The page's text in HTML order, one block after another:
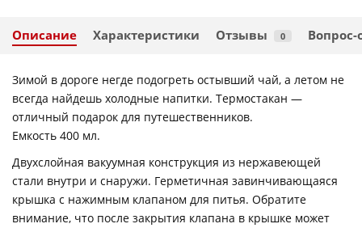
Описание Характеристики Отзывы 0 Вопрос-
Зимой в дороге негде подогреть остывший чай, а летом не
всегда найдешь холодные напитки. Термостакан —
отличный подарок для путешественников.
Емкость 400 мл.
Двухслойная вакуумная конструкция из нержавеющей
стали внутри и снаружи. Герметичная завинчивающаяся
крышка с нажимным клапаном для питья. Обратите
внимание, что после закрытия клапана в крышке может